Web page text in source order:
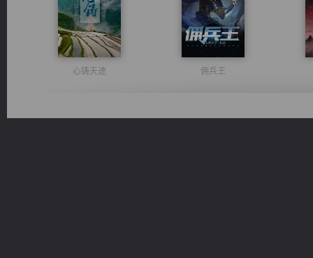
心铸天途 佣兵王